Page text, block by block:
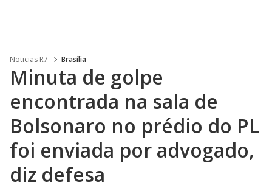
Noticias R7 Brasília
Minuta de golpe
encontrada na sala de
Bolsonaro no prédio do PL
foi enviada por advogado,
diz defesa